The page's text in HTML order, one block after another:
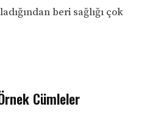
beri sağlığı çok
Cümleler